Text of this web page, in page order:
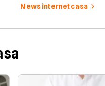
News internet casa